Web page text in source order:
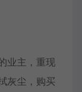
业主，重现
灰尘，购买